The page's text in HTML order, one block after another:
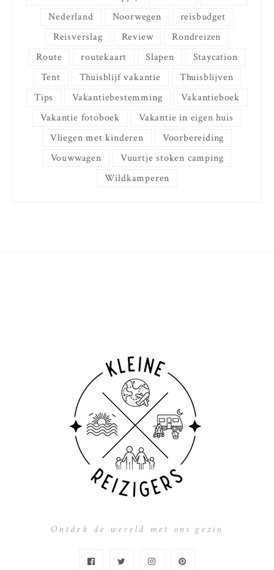
Nederland
Noorwegen
reisbudget
Reisverslag
Review
Rondreizen
Route
routekaart Slapen
Staycation
Tent
Thuisblijf vakantie
Thuisblijven
Tips
Vakantiebestemming
Vakantieboek
Vakantie fotoboek
Vakantie in eigen huis
Vliegen met kinderen
Voorbereiding
Vouwwagen
Vuurtje stoken camping
Wildkamperen
Ontdek de wereld met ons gezin